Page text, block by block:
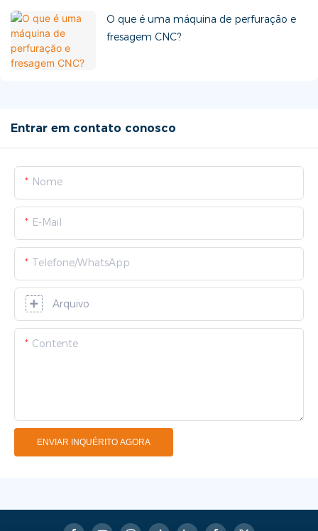
O que é uma máquina de perfuração e
fresagem CNC?
Entrar em contato conosco
Nome
E-Mail
Telefone/WhatsApp
Arquivo
Contente
ENVIAR INQUÉRITO AGORA